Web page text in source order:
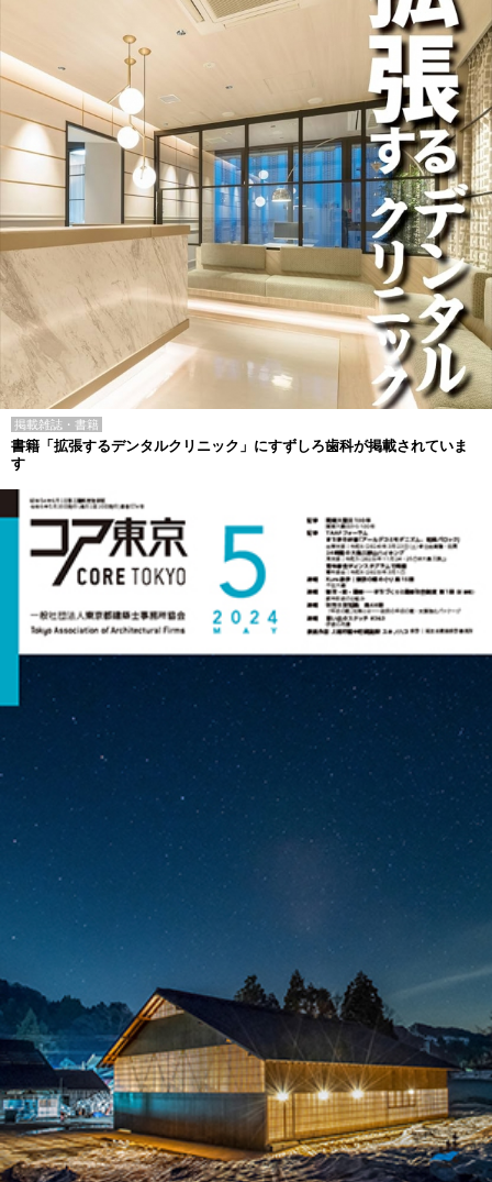
掲載雑誌・書籍
書籍「拡張するデンタルクリニック」にすずしろ歯科が掲載されていま
す